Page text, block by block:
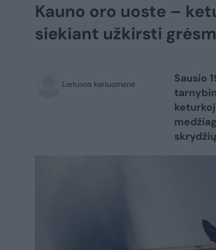
Kauno oro uoste –
siekiant užkirsti
Lietuvos kariuomenė
Sausio